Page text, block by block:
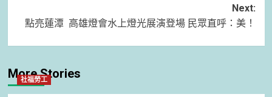
Next:
點亮蓮潭 高雄燈會水上燈光展演登場 民眾直呼：美！
More Stories
社福勞工